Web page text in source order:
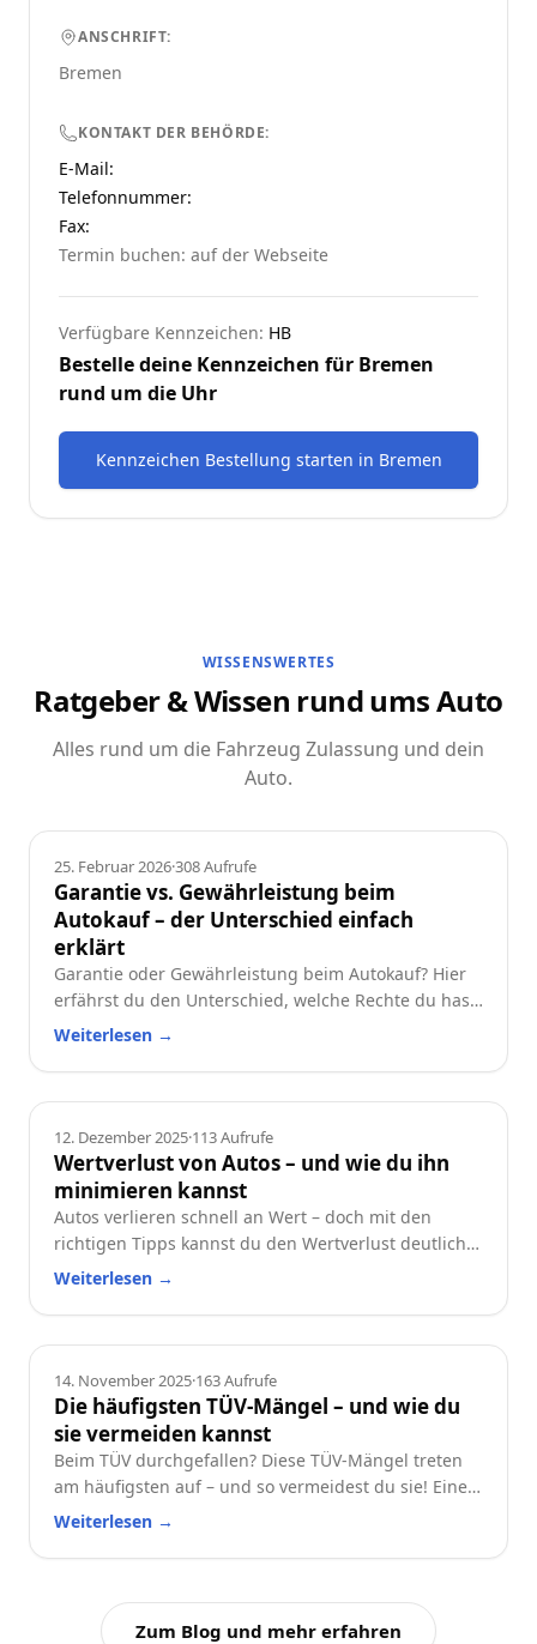
ANSCHRIFT:
Bremen
KONTAKT DER BEHÖRDE:
E-Mail:
Telefonnummer:
Fax:
Termin buchen: auf der Webseite
Verfügbare Kennzeichen: HB
Bestelle deine Kennzeichen für Bremen
rund um die Uhr
Kennzeichen Bestellung starten in Bremen
WISSENSWERTES
Ratgeber & Wissen rund ums Auto
Alles rund um die Fahrzeug Zulassung und dein
Auto.
Ratgeber
25. Februar 2026·308Aufrufe
Garantie vs. Gewährleistung beim
Autokauf – der Unterschied einfach
erklärt
Garantie oder Gewährleistung beim Autokauf? Hier
erfährst du den Unterschied, welche Rechte du hast
und worauf du beim Neu- oder Gebrauchtwagen
Weiterlesen →
Ratgeber
12. Dezember 2025·113Aufrufe
Wertverlust von Autos – und wie du ihn
minimieren kannst
Autos verlieren schnell an Wert – doch mit den
richtigen Tipps kannst du den Wertverlust deutlich
reduzieren. Erfahre, welche Faktoren besonders
wertstabil hältst.
Weiterlesen →
Ratgeber
14. November 2025·163Aufrufe
Die häufigsten TÜV-Mängel – und wie du
sie vermeiden kannst
Beim TÜV durchgefallen? Diese TÜV-Mängel treten
am häufigsten auf – und so vermeidest du sie! Eine
praktische Checkliste für alle Autofahrer.
Weiterlesen →
Zum Blog und mehr erfahren